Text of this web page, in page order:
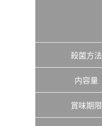
殺菌方法
内容量
賞味期限